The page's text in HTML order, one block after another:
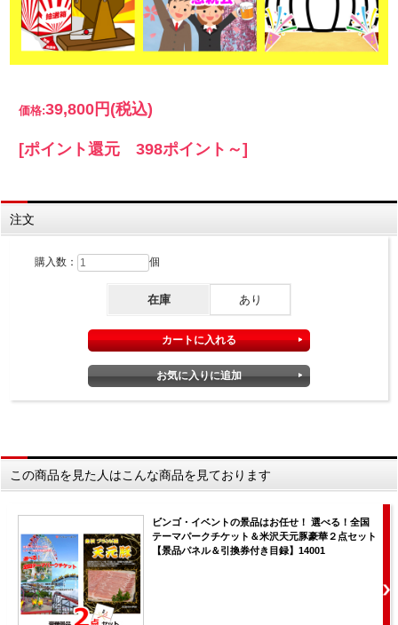
価格:39,800円 (税込)
[ポイント還元 398ポイント～]
注文
購入数： 個
在庫 あり
この商品を見た人はこんな商品を見ております
ビンゴ・イベントの景品はお任せ！ 選べる！全国
テーマパークチケット＆米沢天元豚豪華２点セット
【景品パネル＆引換券付き目録】14001